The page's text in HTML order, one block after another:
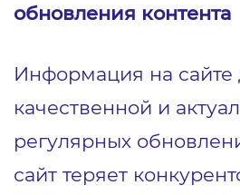
обновления контента
Информация на сайте
качественной и
регулярных
сайт теряет